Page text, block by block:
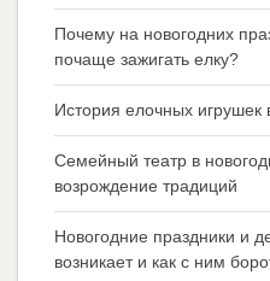
Почему на новогодних
почаще зажигать елку?
История елочных игрушек
Семейный театр в
возрождение традиций
Новогодние праздники и
возникает и как с ним